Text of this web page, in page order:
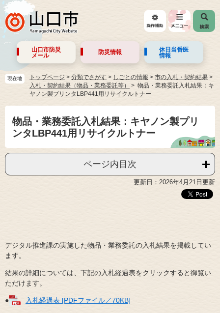
山口市防災
メール
防災情報
休日当番医
情報
現在地 トップページ > 分類でさがす > しごとの情報 > 市の入札・契約結果 >
入札・契約結果（物品・業務委託等）
物品・業務委託入札結果：キ
ヤノン製プリンタLBP441用リサイクルトナー
物品・業務委託入札結果：キヤノン製プリ
ンタLBP441用リサイクルトナー
ページ内目次
更新日：2026年4月21日更新
デジタル推進課の実施した物品・業務委託の入札結果を掲載してい
ます。
結果の詳細については、下記の入札経過表をクリックすると御覧い
ただけます。
● 入札経過表 [PDFファイル／70KB]